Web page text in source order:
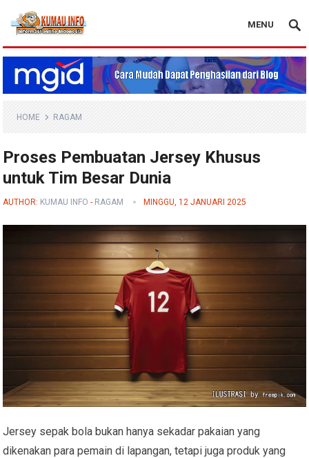
Blog Kumau Info
MENU
HOME RAGAM
Proses Pembuatan Jersey Khusus
untuk Tim Besar Dunia
AUTHOR: KUMAU INFO - RAGAM MINGGU, 12 JANUARI 2025
Jersey sepak bola bukan hanya sekadar pakaian yang
dikenakan para pemain di lapangan, tetapi juga produk yang